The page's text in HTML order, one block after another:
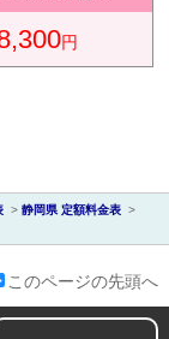
円
> 静岡県 定額料金表 >
このページの先頭へ